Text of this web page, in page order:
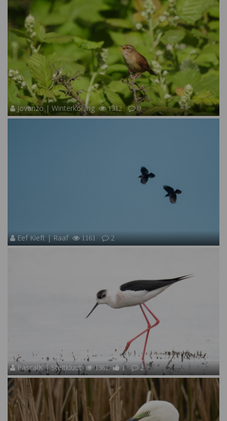
Jovanzo | Winterkoning 1312 0
Eef Kieft | Raaf 1161 2
PascalK | Steltkluut 1362 1 2